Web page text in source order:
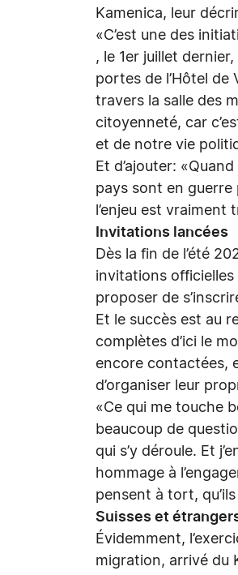
Kamenica, leur
«C’est une des
, le 1er juillet
portes de l’Hôtel de
travers la salle des
citoyenneté, car
et de notre vie
Et d’ajouter:
pays sont en guerre
l’enjeu est vraiment
Invitations lancées
Dès la fin de l’été
invitations
proposer de
Et le succès est au
complètes d’ici le
encore contactées,
d’organiser leur
«Ce qui me touche
beaucoup de
qui s’y déroule. Et
hommage à
pensent à tort,
Suisses et
Évidemment,
migration, arrivé du